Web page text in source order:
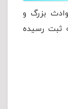
بزرگ و
ثبت رسیده